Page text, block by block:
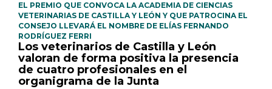
EL PREMIO QUE CONVOCA LA ACADEMIA DE CIENCIAS
VETERINARIAS DE CASTILLA Y LEÓN Y QUE PATROCINA EL
CONSEJO LLEVARÁ EL NOMBRE DE ELÍAS FERNANDO
RODRÍGUEZ FERRI
Los veterinarios de Castilla y León
valoran de forma positiva la presencia
de cuatro profesionales en el
organigrama de la Junta